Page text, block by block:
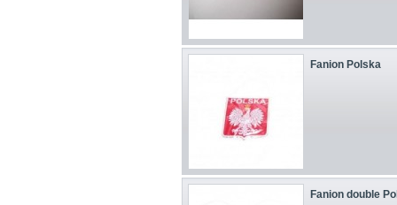
Fanion Polska
Fanion double